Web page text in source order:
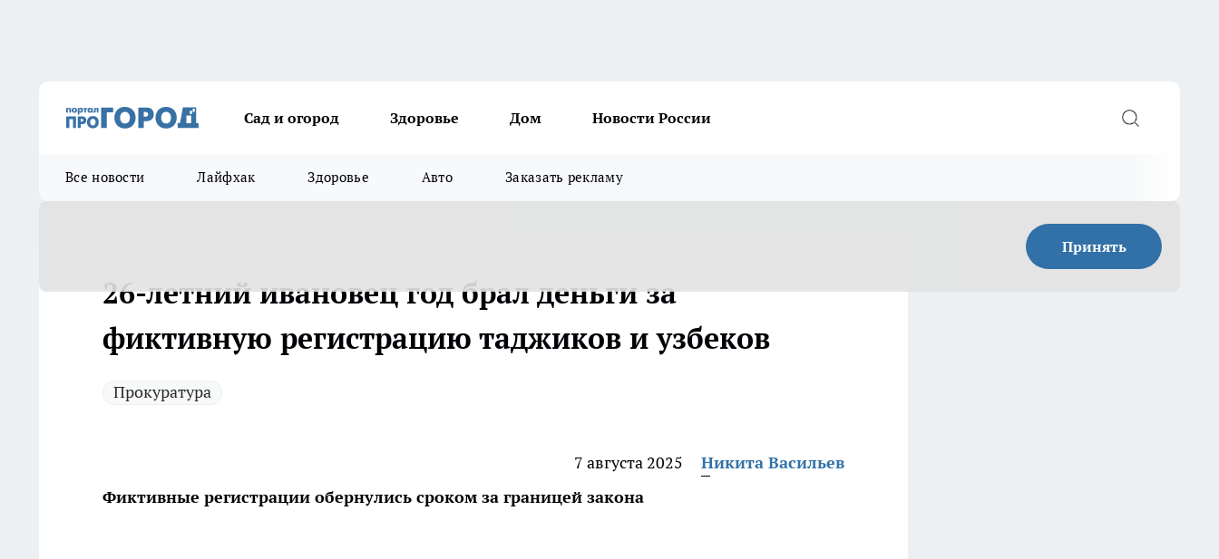
Сад и огород Здоровье Дом Новости России
Все новости Лайфхак Здоровье Авто Заказать рекламу
Принять
26-летний ивановец год брал деньги за
фиктивную регистрацию таджиков и узбеков
Прокуратура
7 августа 2025
Никита Васильев
Фиктивные регистрации обернулись сроком за границей закона